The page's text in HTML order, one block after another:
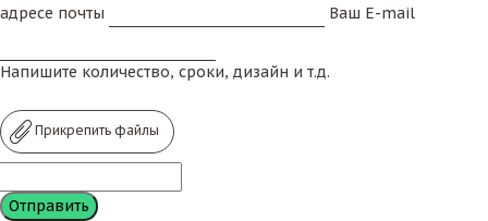
адресе почты
Ваш E-mail
Напишите количество, сроки, дизайн и т.д.
Прикрепить файлы